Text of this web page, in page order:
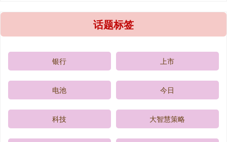
话题标签
银行 上市
电池 今日
科技 大智慧策略